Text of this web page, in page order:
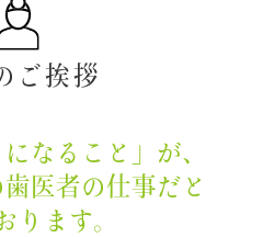
ご挨拶
なること」が、
歯医者の仕事だと
ります。